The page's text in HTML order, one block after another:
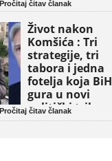
Pročitaj čitav članak
Život nakon
Komšića : Tri
strategije, tri
tabora i jedna
fotelja koja BiH
gura u novi
politički triler
Pročitaj čitav članak